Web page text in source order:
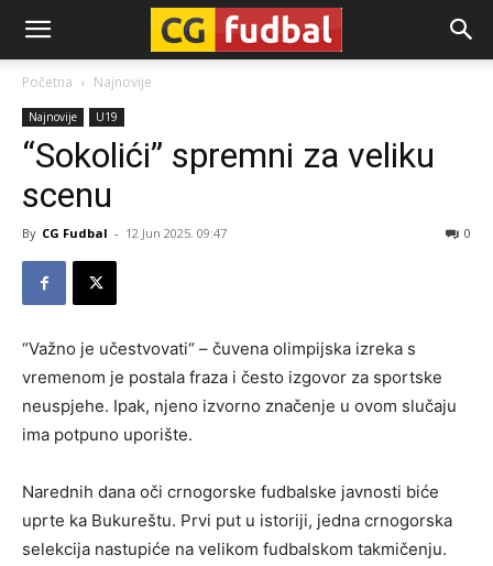
CG-
Fudbal
Početna Najnovije
Najnovije U19
“Sokolići” spremni za veliku
scenu
By CG Fudbal - 12 Jun 2025. 09:47 0
“Važno je učestvovati“ – čuvena olimpijska izreka s
vremenom je postala fraza i često izgovor za sportske
neuspjehe. Ipak, njeno izvorno značenje u ovom slučaju
ima potpuno uporište.
Narednih dana oči crnogorske fudbalske javnosti biće
uprte ka Bukureštu. Prvi put u istoriji, jedna crnogorska
selekcija nastupiće na velikom fudbalskom takmičenju.